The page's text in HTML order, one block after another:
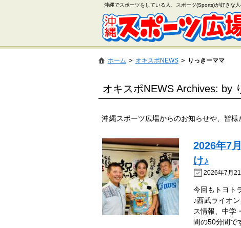
沖縄でスポーツをしている人、スポーツ(Sports)が好きな人
ホーム オキスポNEWS りっきーママ
オキスポNEWS Archives: by
沖縄スポーツ広場からのお知らせや、皆様
2026年7
け♪
2026年7月21
今回もトヨト
♪西武ライオ
ス情報、中学
間の50分間で